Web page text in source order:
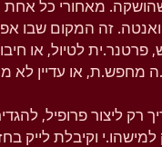
מאחורי כל אחת
זה המקום שבו
פרטנר.ית לטיול, או
רק ליצור פרופיל,
למישהו.י וקיבלת